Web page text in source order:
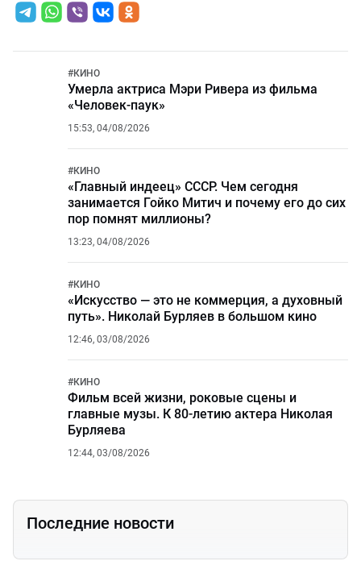
#КИНО
Умерла актриса Мэри Ривера из фильма
«Человек-паук»
15:53, 04/08/2026
#КИНО
«Главный индеец» СССР. Чем сегодня
занимается Гойко Митич и почему его до сих
пор помнят миллионы?
13:23, 04/08/2026
#КИНО
«Искусство — это не коммерция, а духовный
путь». Николай Бурляев в большом кино
12:46, 03/08/2026
#КИНО
Фильм всей жизни, роковые сцены и
главные музы. К 80-летию актера Николая
Бурляева
12:44, 03/08/2026
Последние новости